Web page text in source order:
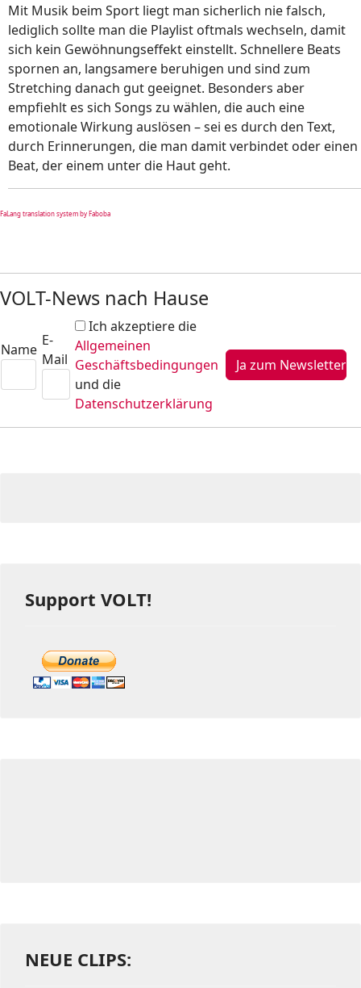
Mit Musik beim Sport liegt man sicherlich nie falsch,
lediglich sollte man die Playlist oftmals wechseln, damit
sich kein Gewöhnungseffekt einstellt. Schnellere Beats
spornen an, langsamere beruhigen und sind zum
Stretching danach gut geeignet. Besonders aber
empfiehlt es sich Songs zu wählen, die auch eine
emotionale Wirkung auslösen – sei es durch den Text,
durch Erinnerungen, die man damit verbindet oder einen
Beat, der einem unter die Haut geht.
FaLang translation system by Faboba
VOLT-News nach Hause
Name
E-
Mail
Ich akzeptiere die
Allgemeinen
Geschäftsbedingungen
und die
Datenschutzerklärung
Support VOLT!
NEUE CLIPS: